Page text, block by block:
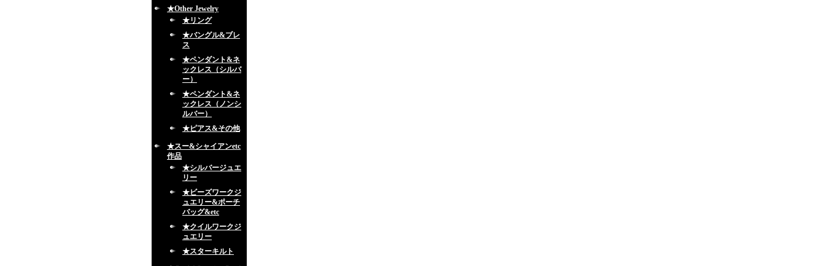
★Other Jewelry
★リング
★バングル&ブレ
ス
★ペンダント&ネ
ックレス（シルバ
ー）
★ペンダント&ネ
ックレス（ノンシ
ルバー）
★ピアス&その他
★スー&シャイアンetc
作品
★シルバージュエ
リー
★ビーズワークジ
ュエリー&ポーチ
バッグ&etc
★クイルワークジ
ュエリー
★スターキルト